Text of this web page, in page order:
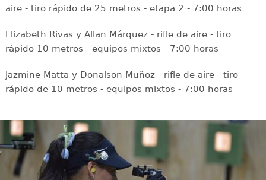
aire - tiro rápido de 25 metros - etapa 2 - 7:00 horas
Elizabeth Rivas y Allan Márquez - rifle de aire - tiro
rápido 10 metros - equipos mixtos - 7:00 horas
Jazmine Matta y Donalson Muñoz - rifle de aire - tiro
rápido de 10 metros - equipos mixtos - 7:00 horas